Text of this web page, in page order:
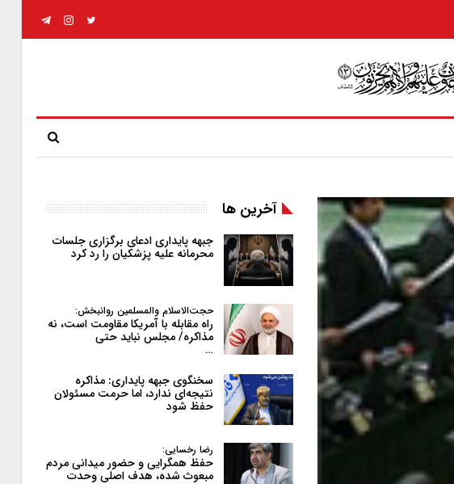
آخرین ها
جبهه پایداری ادعای برگزاری جلسات
محرمانه علیه پزشکیان را رد کرد
حجت‌الاسلام والمسلمین روانبخش:
راه مقابله با آمریکا مقاومت است، نه
مذاکره/ مجلس نباید حتی
…
سخنگوی جبهه پایداری: مذاکره
نتیجه‌ای ندارد، اما حرمت مسئولان
حفظ شود
رضا رخسایی:
حفظ همگرایی و حضور میدانی مردم
مبعوث شده، هدف اصلی وحدت